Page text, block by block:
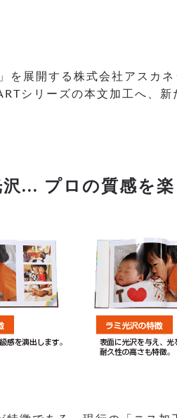
展開する株式会社アスカ
シリーズの本文加工へ、
... プロの質感を